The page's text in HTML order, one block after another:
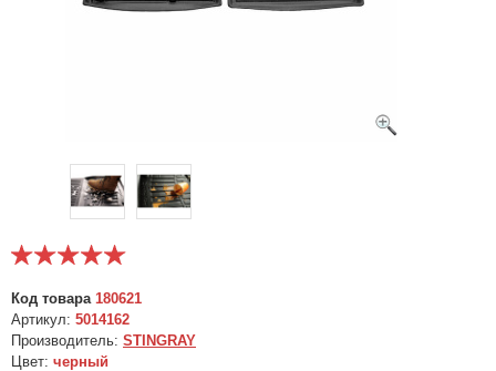
Код товара 180621
Артикул: 5014162
Производитель: STINGRAY
Цвет: черный